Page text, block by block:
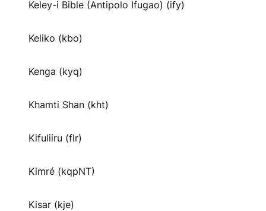
Keley-i Bible (Antipolo Ifugao) (ify)
Keliko (kbo)
Kenga (kyq)
Khamti Shan (kht)
Kifuliiru (flr)
Kimré (kqpNT)
Kisar (kje)